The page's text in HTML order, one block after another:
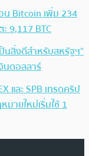
น Bitcoin เพิ่ม 234
9,117 BTC
นสิ่งดีสำหรับสหรัฐฯ”
นดอลลาร์
และ SPB เทรดคริป
ายใหม่เริ่มใช้ 1